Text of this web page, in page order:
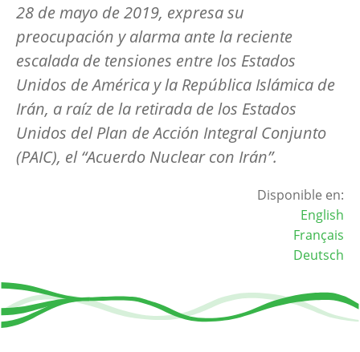
28 de mayo de 2019, expresa su
preocupación y alarma ante la reciente
escalada de tensiones entre los Estados
Unidos de América y la República Islámica de
Irán, a raíz de la retirada de los Estados
Unidos del Plan de Acción Integral Conjunto
(PAIC), el “Acuerdo Nuclear con Irán”.
Disponible en:
English
Français
Deutsch